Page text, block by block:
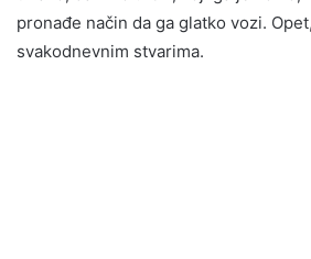
pronađe način da ga glatko vozi.
svakodnevnim stvarima.